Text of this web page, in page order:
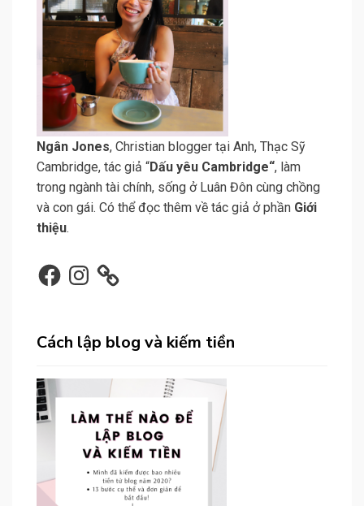
Ngân Jones, Christian blogger tại Anh, Thạc Sỹ
Cambridge, tác giả “Dấu yêu Cambridge“, làm
trong ngành tài chính, sống ở Luân Đôn cùng chồng
và con gái. Có thể đọc thêm về tác giả ở phần Giới
thiệu.
FacebookInstagram
Cách lập blog và kiếm tiền